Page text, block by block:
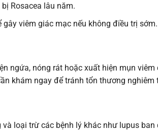
Rosacea lâu năm.
viêm giác mạc nếu không điều trị sớm.
ngứa, nóng rát hoặc xuất hiện mụn
khám ngay để tránh tổn thương nghiêm
loại trừ các bệnh lý khác như lupus